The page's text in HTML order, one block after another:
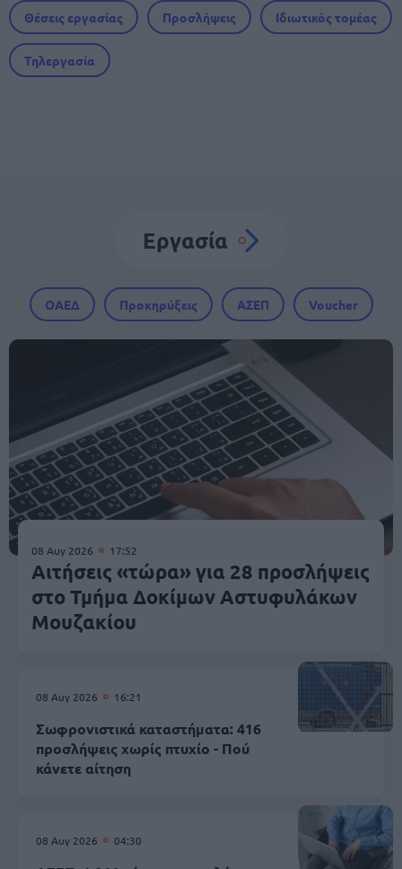
Θέσεις εργασίας Προσλήψεις Ιδιωτικός τομέας
Τηλεργασία
Εργασία
ΟΑΕΔ Προκηρύξεις ΑΣΕΠ Voucher
08 Αυγ 2026 17:52
Αιτήσεις «τώρα» για 28 προσλήψεις
στο Τμήμα Δοκίμων Αστυφυλάκων
Mουζακίου
08 Αυγ 2026 16:21
Σωφρονιστικά καταστήματα: 416
προσλήψεις χωρίς πτυχίο - Πού
κάνετε αίτηση
08 Αυγ 2026 04:30